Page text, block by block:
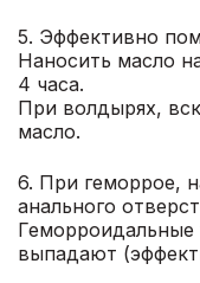
5. Эффективно
Наносить масло
4 часа.
При волдырях,
масло.
6. При геморрое,
анального
выпадают